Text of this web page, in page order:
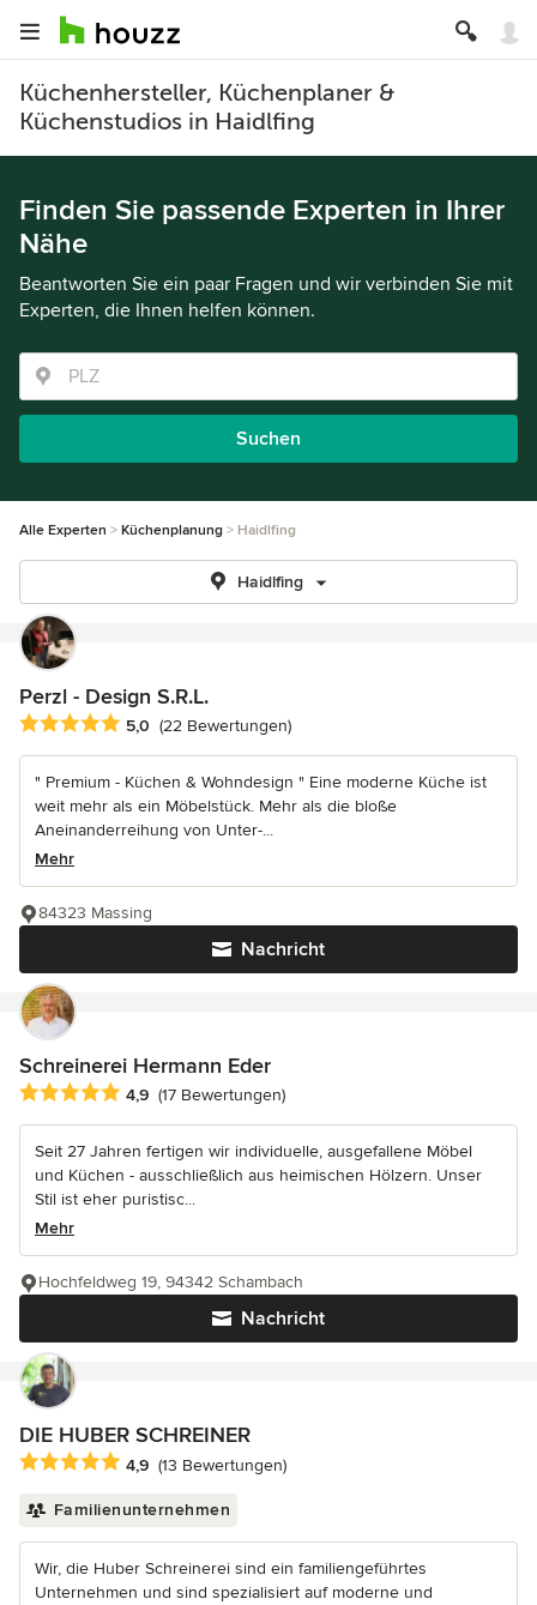
Küchenhersteller, Küchenplaner &
Küchenstudios in Haidlfing
Finden Sie passende Experten in Ihrer
Nähe
Beantworten Sie ein paar Fragen und wir verbinden Sie mit
Experten, die Ihnen helfen können.
Suchen
Alle Experten Küchenplanung Haidlfing
Haidlfing
Perzl - Design S.R.L.
Durchschnittliche Bewertung: 5 von 5 Sternen
5,0 (22 Bewertungen)
" Premium - Küchen & Wohndesign " Eine moderne Küche ist
weit mehr als ein Möbelstück. Mehr als die bloße
Aneinanderreihung von Unter-...
Mehr
Nachricht
84323 Massing
Schreinerei Hermann Eder
Durchschnittliche Bewertung: 4.9 von 5 Sternen
4,9 (17 Bewertungen)
Seit 27 Jahren fertigen wir individuelle, ausgefallene Möbel
und Küchen - ausschließlich aus heimischen Hölzern. Unser
Stil ist eher puristisc...
Mehr
Nachricht
Hochfeldweg 19, 94342 Schambach
DIE HUBER SCHREINER
Durchschnittliche Bewertung: 4.9 von 5 Sternen
4,9 (13 Bewertungen)
Familienunternehmen
Wir, die Huber Schreinerei sind ein familiengeführtes
Unternehmen und sind spezialisiert auf moderne und